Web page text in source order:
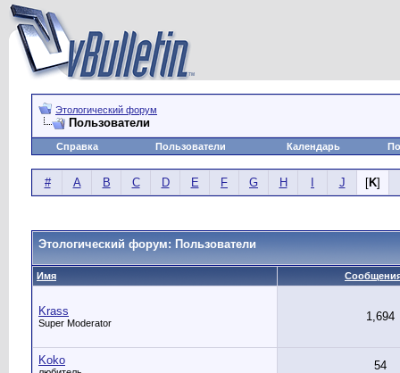
Этологический форум
Пользователи
Справка Пользователи Календарь
# A B C D E F G H J [K]
Этологический форум: Пользователи
Имя
Krass
Super Moderator 1,694
Koko 54